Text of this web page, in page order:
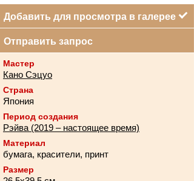
Добавить для просмотра в галерее
Отправить запрос
Мастер
Кано Сэцуо
Страна
Япония
Период создания
Рэйва (2019 – настоящее время)
Материал
бумага, красители, принт
Размер